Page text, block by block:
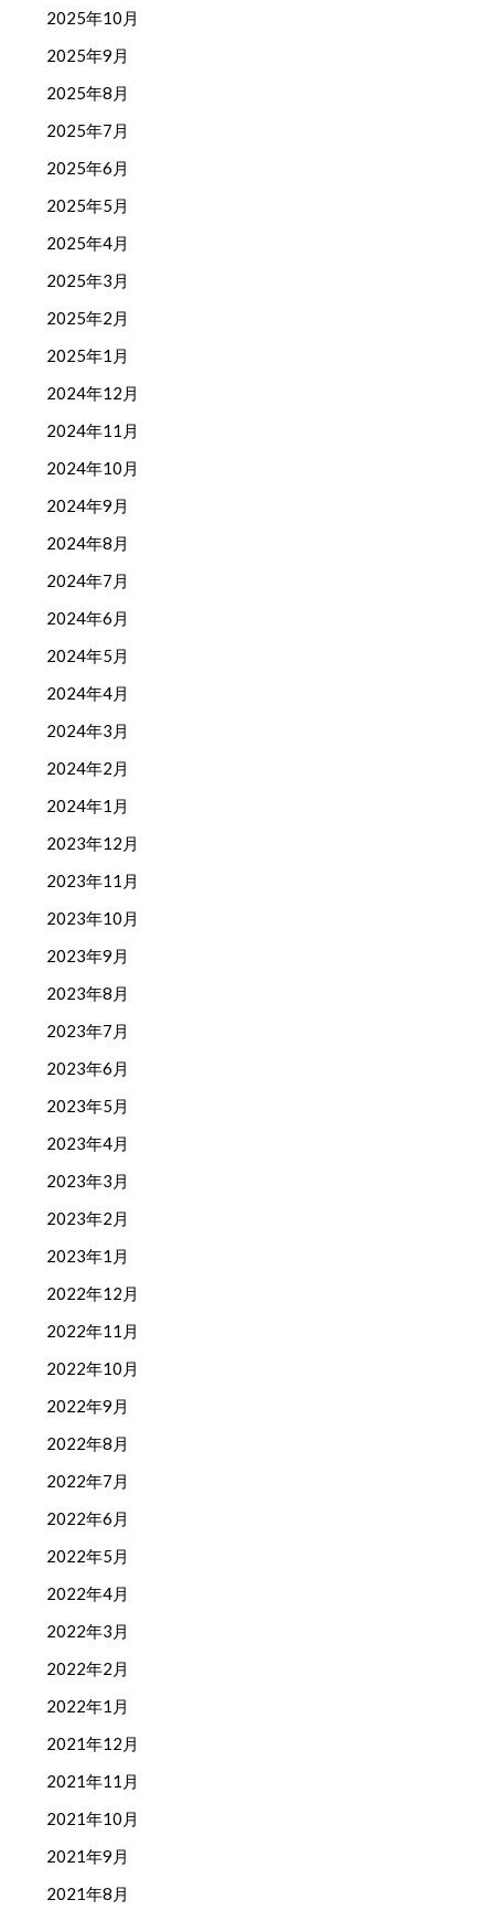
2025年10月
2025年9月
2025年8月
2025年7月
2025年6月
2025年5月
2025年4月
2025年3月
2025年2月
2025年1月
2024年12月
2024年11月
2024年10月
2024年9月
2024年8月
2024年7月
2024年6月
2024年5月
2024年4月
2024年3月
2024年2月
2024年1月
2023年12月
2023年11月
2023年10月
2023年9月
2023年8月
2023年7月
2023年6月
2023年5月
2023年4月
2023年3月
2023年2月
2023年1月
2022年12月
2022年11月
2022年10月
2022年9月
2022年8月
2022年7月
2022年6月
2022年5月
2022年4月
2022年3月
2022年2月
2022年1月
2021年12月
2021年11月
2021年10月
2021年9月
2021年8月